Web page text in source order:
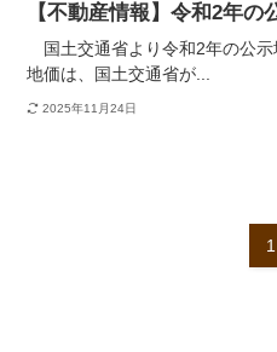
【不動産情報】令和2年
国土交通省より令和2年の公
地価は、国土交通省が...
2025年11月24日
1